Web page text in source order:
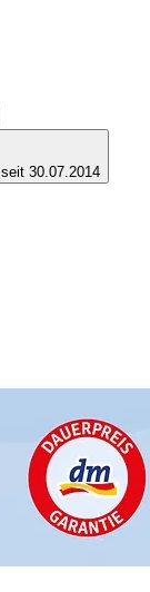
30.07.2014